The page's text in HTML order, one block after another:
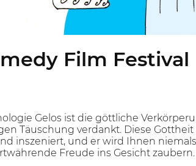
Film Festival
Gelos ist die göttliche
Täuschung verdankt. Diese
inszeniert, und er wird Ihnen
Freude ins Gesicht zaubern.